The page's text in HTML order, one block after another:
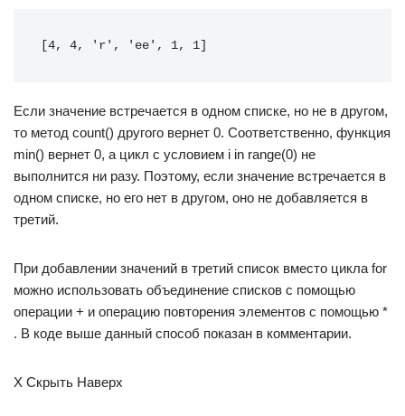
[4, 4, 'r', 'ee', 1, 1]
Если значение встречается в одном списке, но не в другом,
то метод count() другого вернет 0. Соответственно, функция
min() вернет 0, а цикл с условием i in range(0) не
выполнится ни разу. Поэтому, если значение встречается в
одном списке, но его нет в другом, оно не добавляется в
третий.
При добавлении значений в третий список вместо цикла for
можно использовать объединение списков с помощью
операции + и операцию повторения элементов с помощью *
. В коде выше данный способ показан в комментарии.
X Скрыть Наверх